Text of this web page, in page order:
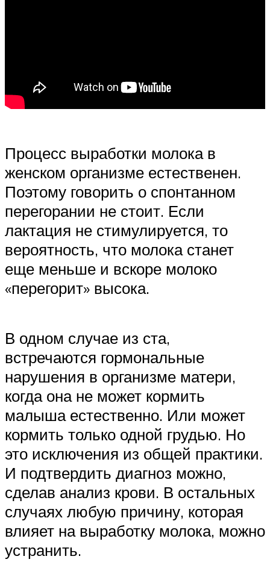
Процесс выработки молока в
женском организме естественен.
Поэтому говорить о спонтанном
перегорании не стоит. Если
лактация не стимулируется, то
вероятность, что молока станет
еще меньше и вскоре молоко
«перегорит» высока.
В одном случае из ста,
встречаются гормональные
нарушения в организме матери,
когда она не может кормить
малыша естественно. Или может
кормить только одной грудью. Но
это исключения из общей практики.
И подтвердить диагноз можно,
сделав анализ крови. В остальных
случаях любую причину, которая
влияет на выработку молока, можно
устранить.